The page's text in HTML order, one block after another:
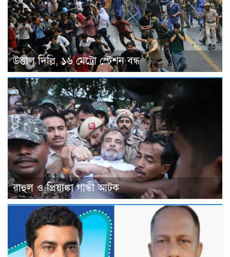
উত্তাল দিল্লি, ১৬ মেট্রো স্টেশন বন্ধ
রাহুল ও প্রিয়াঙ্কা গান্ধী আটক